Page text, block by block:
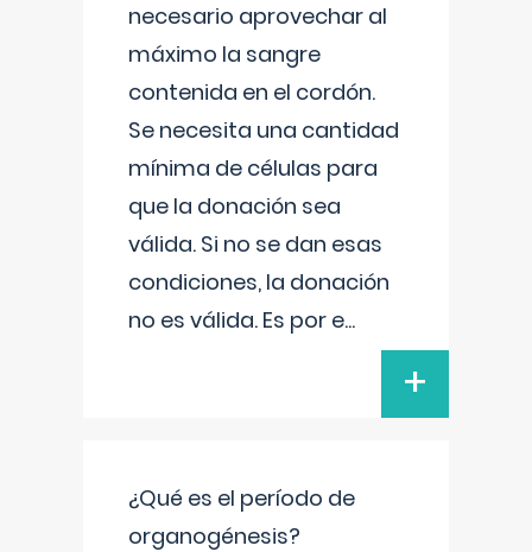
necesario aprovechar al
máximo la sangre
contenida en el cordón.
Se necesita una cantidad
mínima de células para
que la donación sea
válida. Si no se dan esas
condiciones, la donación
no es válida. Es por e...
+
¿Qué es el período de
organogénesis?